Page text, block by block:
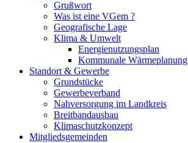
Grußwort
Was ist eine VGem ?
Geografische Lage
Klima & Umwelt
Energienutzungsplan
Kommunale Wärmeplanung
Standort & Gewerbe
Grundstücke
Gewerbeverband
Nahversorgung im Landkreis
Breitbandausbau
Klimaschutzkonzept
Mitgliedsgemeinden